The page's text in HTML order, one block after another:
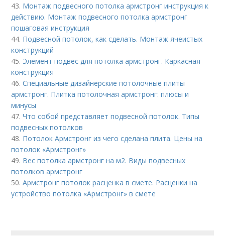
43. Монтаж подвесного потолка армстронг инструкция к
действию. Монтаж подвесного потолка армстронг
пошаговая инструкция
44. Подвесной потолок, как сделать. Монтаж ячеистых
конструкций
45. Элемент подвес для потолка армстронг. Каркасная
конструкция
46.Специальные дизайнерские потолочные плиты
армстронг. Плитка потолочная армстронг: плюсы и
минусы
47.Что собой представляет подвесной потолок. Типы
подвесных потолков
48. Потолок Армстронг из чего сделана плита. Цены на
потолок «Армстронг»
49. Вес потолка армстронг на м2. Виды подвесных
потолков армстронг
50.Армстронг потолок расценка в смете. Расценки на
устройство потолка «Армстронг» в смете